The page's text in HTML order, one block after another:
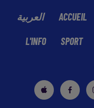
العربية ACCUEIL
L'INFO SPORT